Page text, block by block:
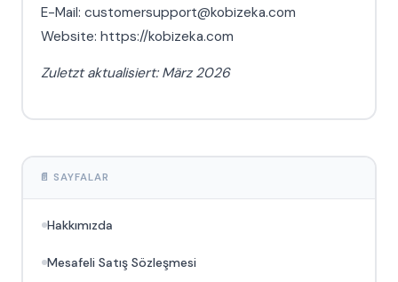
📄 SAYFALAR
Hakkımızda
Mesafeli Satış Sözleşmesi
E-Mail: customersupport@kobizeka.com
Website: https://kobizeka.com
Zuletzt aktualisiert: März 2026